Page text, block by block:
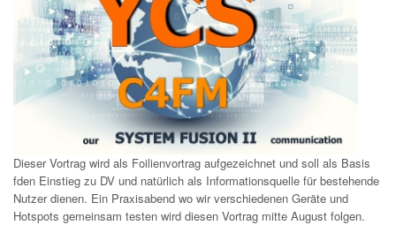
Dieser Vortrag wird als Foilienvortrag aufgezeichnet und soll als Basis
fden Einstieg zu DV und natürlich als Informationsquelle für bestehende
Nutzer dienen. Ein Praxisabend wo wir verschiedenen Geräte und
Hotspots gemeinsam testen wird diesen Vortrag mitte August folgen.